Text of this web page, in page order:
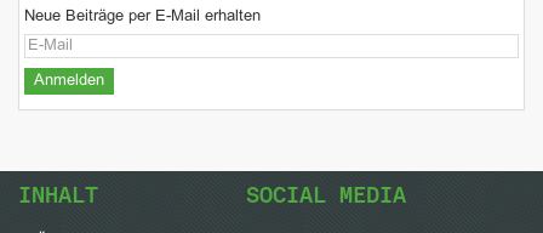
Neue Beiträge per E-Mail erhalten
INHALT SOCIAL MEDIA